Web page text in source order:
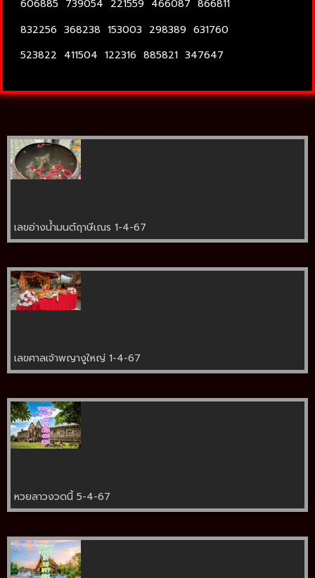
606885 739054 221559 466087 866811
832256 368238 153003 298389 631760
523822 411504 122316 885821 347647
เลขอ่างน้ำมนต์ฤาษีเณร 1-4-67
เลขศาลเจ้าพญางูใหญ่ 1-4-67
หวยลาวงวดนี้ 5-4-67